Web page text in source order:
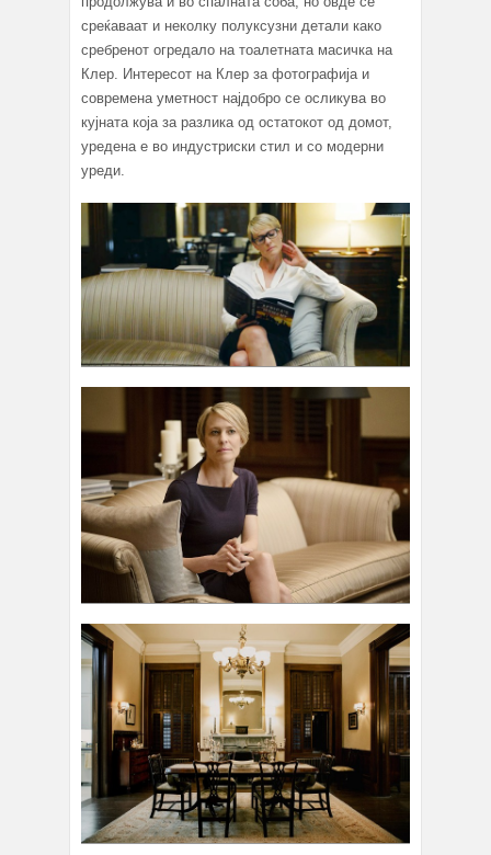
среќаваат и неколку полуксузни детали како
сребренот огредало на тоалетната масичка на
Клер. Интересот на Клер за фотографија и
современа уметност најдобро се осликува во
кујната која за разлика од остатокот од домот,
уредена е во индустриски стил и со модерни
уреди.